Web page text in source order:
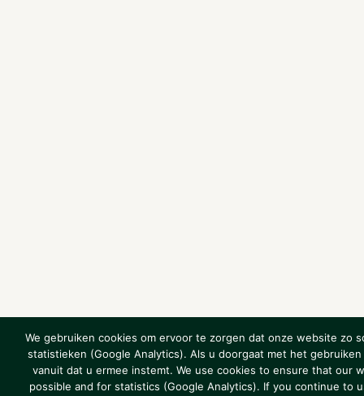
We gebruiken cookies om ervoor te zorgen dat onze website zo
statistieken (Google Analytics). Als u doorgaat met het
vanuit dat u ermee instemt. We use cookies to ensure that our
possible and for statistics (Google Analytics). If you continue to